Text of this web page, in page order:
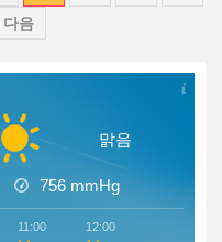
다음
맑음
756 mmHg
11:00 12:00